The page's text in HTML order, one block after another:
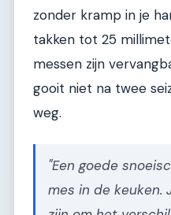
zonder kramp in je
takken tot 25
messen zijn
gooit niet na twee
weg.
"Een goede
mes in de keuken.